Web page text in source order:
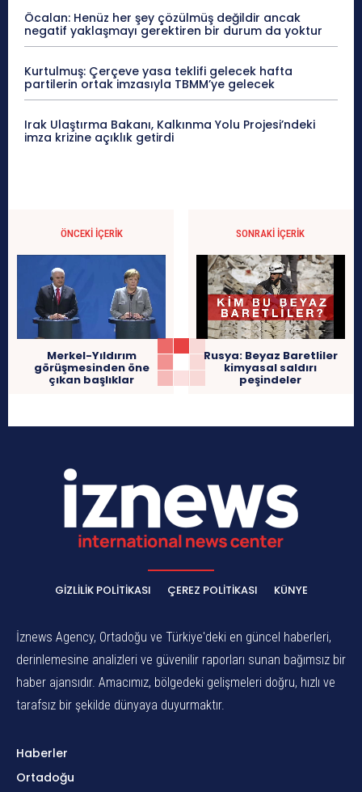
Öcalan: Henüz her şey çözülmüş değildir ancak
negatif yaklaşmayı gerektiren bir durum da yoktur
Kurtulmuş: Çerçeve yasa teklifi gelecek hafta
partilerin ortak imzasıyla TBMM’ye gelecek
Irak Ulaştırma Bakanı, Kalkınma Yolu Projesi’ndeki
imza krizine açıklık getirdi
ÖNCEKI İÇERIK
Merkel-Yıldırım
görüşmesinden öne
çıkan başlıklar
SONRAKI İÇERIK
Rusya: Beyaz Baretliler
kimyasal saldırı
peşindeler
GIZLILIK POLITIKASI ÇEREZ POLITIKASI KÜNYE
İznews Agency, Ortadoğu ve Türkiye'deki en güncel haberleri,
derinlemesine analizleri ve güvenilir raporları sunan bağımsız bir
haber ajansıdır. Amacımız, bölgedeki gelişmeleri doğru, hızlı ve
tarafsız bir şekilde dünyaya duyurmaktır.
Haberler
Ortadoğu